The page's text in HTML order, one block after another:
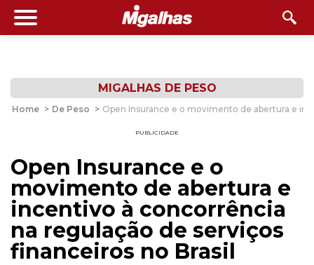
MIGALHAS DE PESO
Home > De Peso > Open Insurance e o movimento de abertura e
PUBLICIDADE
Open Insurance e o
movimento de abertura e
incentivo à concorrência
na regulação de serviços
financeiros no Brasil